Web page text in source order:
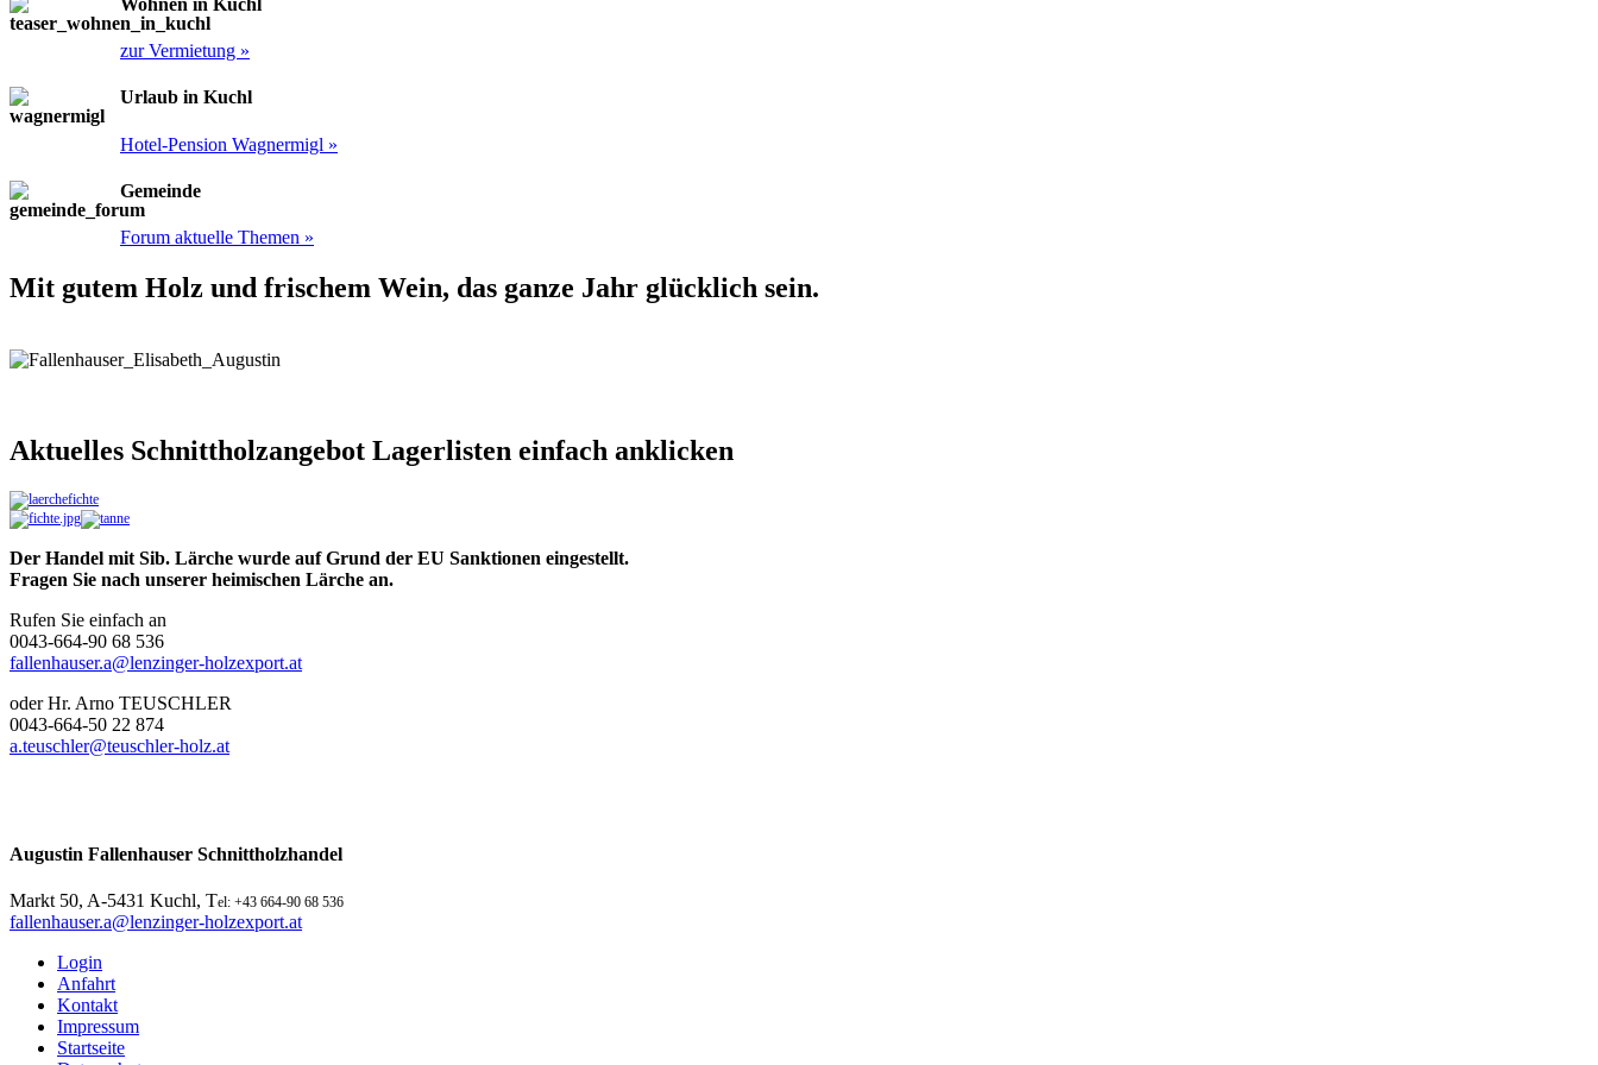
zur Vermietung »
Urlaub in Kuchl
Hotel-Pension Wagnermigl »
Gemeinde
Forum aktuelle Themen »
Mit gutem Holz und frischem Wein, das ganze Jahr glücklich sein.
Aktuelles Schnittholzangebot Lagerlisten einfach anklicken
Der Handel mit Sib. Lärche wurde auf Grund der EU Sanktionen eingestellt.
Fragen Sie nach unserer heimischen Lärche an.
Rufen Sie einfach an
0043-664-90 68 536
fallenhauser.a@lenzinger-holzexport.at
oder Hr. Arno TEUSCHLER
0043-664-50 22 874
a.teuschler@teuschler-holz.at
Augustin Fallenhauser Schnittholzhandel
Markt 50, A-5431 Kuchl, Tel: +43 664-90 68 536
fallenhauser.a@lenzinger-holzexport.at
Login
Anfahrt
Kontakt
Impressum
Startseite